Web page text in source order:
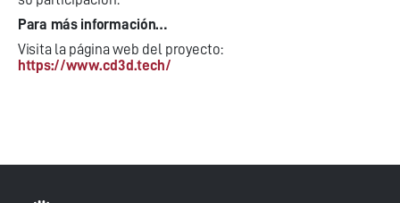
Para más información…
Visita la página web del proyecto:
https://www.cd3d.tech/